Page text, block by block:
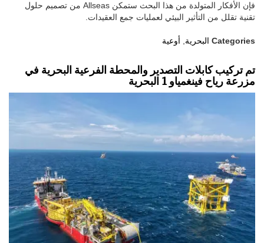
فإن الأفكار المتولدة من هذا البحث ستمكن Allseas من تصميم حلول
تقنية تقلل من التأثير البيئي لعمليات جمع العقيدات.
البحرية أوعية Categories
تم تركيب كابلات التصدير والمحطة الفرعية البحرية في
مزرعة رياح فينغمياو 1 البحرية